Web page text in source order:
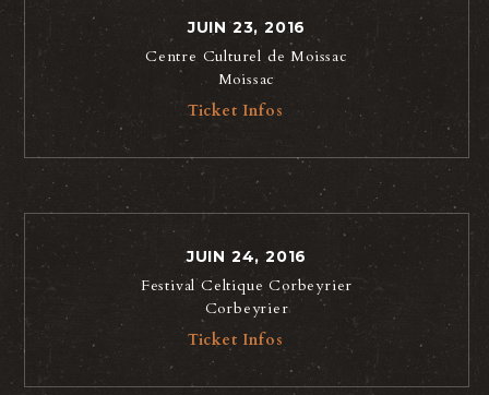
JUIN 23, 2016
Centre Culturel de Moissac
Moissac
Ticket Infos
JUIN 24, 2016
Festival Celtique Corbeyrier
Corbeyrier
Ticket Infos